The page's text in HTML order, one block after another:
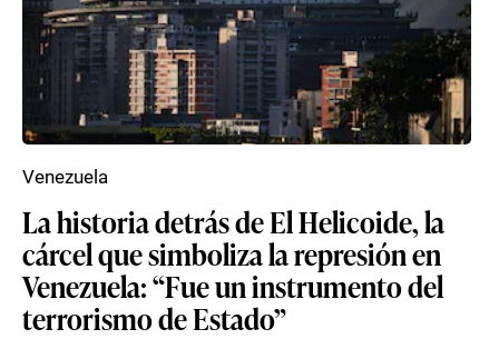
La historia detrás de El Helicoide, la
cárcel que simboliza la represión en
Venezuela: “Fue un instrumento del
terrorismo de Estado”
Venezuela